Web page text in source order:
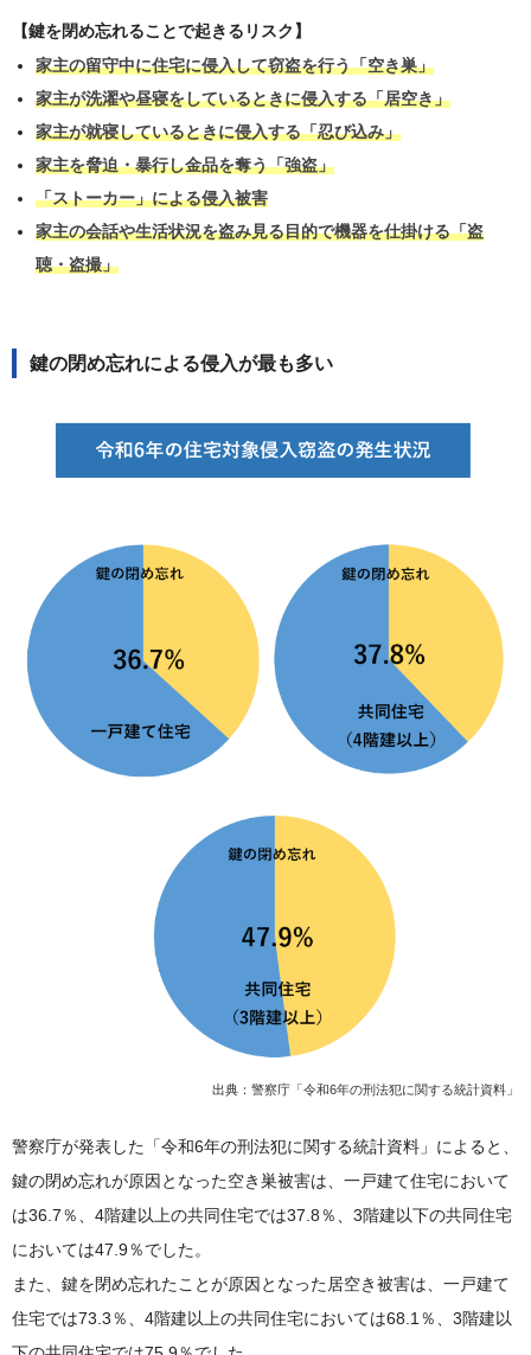
【鍵を閉め忘れることで起きるリスク】
家主の留守中に住宅に侵入して窃盗を行う「空き巣」
家主が洗濯や昼寝をしているときに侵入する「居空き」
家主が就寝しているときに侵入する「忍び込み」
家主を脅迫・暴行し金品を奪う「強盗」
「ストーカー」による侵入被害
家主の会話や生活状況を盗み見る目的で機器を仕掛ける「盗
聴・盗撮」
鍵の閉め忘れによる侵入が最も多い
出典： 警察庁「令和6年の刑法犯に関する統計資料」
警察庁が発表した「令和6年の刑法犯に関する統計資料」によると、
鍵の閉め忘れが原因となった空き巣被害は、一戸建て住宅において
は36.7％、4階建以上の共同住宅では37.8％、3階建以下の共同住宅
においては47.9％でした。
また、鍵を閉め忘れたことが原因となった居空き被害は、一戸建て
住宅では73.3％、4階建以上の共同住宅においては68.1％、3階建以